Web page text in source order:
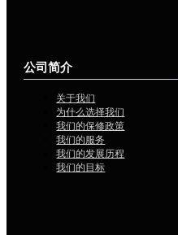
公司简介
关于我们
为什么选择我们
我们的保修政策
我们的服务
我们的发展历程
我们的目标